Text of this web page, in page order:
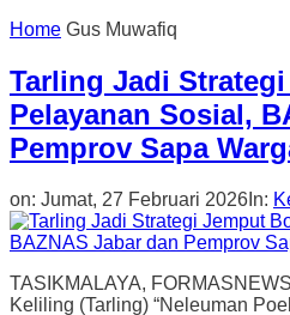
Home Gus Muwafiq
Tarling Jadi
Pelayanan Sosial,
Pemprov Sapa
on: Jumat, 27 Februari 2026 In:
TASIKMALAYA,
Keliling (Tarling) “Neleuman